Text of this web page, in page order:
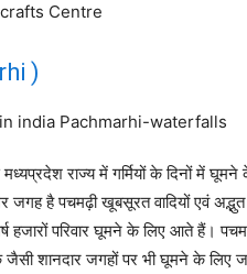
Centre
)
राज्य में गर्मियों के दिनों में
है पचमढ़ी खूबसूरत वादियों एवं
हजारों परिवार घूमने के लिए आते हैं।
जैसी शानदार जगहों पर भी घूमने के लिए